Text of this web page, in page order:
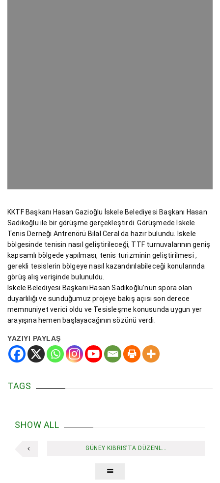
KKTF Başkanı Hasan Gazioğlu İskele Belediyesi Başkanı Hasan
Sadıkoğlu ile bir görüşme gerçekleştirdi. Görüşmede İskele
Tenis Derneği Antrenörü Bilal Ceral da hazır bulundu. İskele
bölgesinde tenisin nasıl geliştirileceği, TTF turnuvalarının geniş
kapsamlı bölgede yapılması, tenis turizminin geliştirilmesi ,
gerekli tesislerin bölgeye nasıl kazandırılabileceği konularında
görüş alış verişinde bulunuldu.
İskele Belediyesi Başkanı Hasan Sadıkoğlu’nun spora olan
duyarlılığı ve sunduğumuz projeye bakış açısı son derece
memnuniyet verici oldu ve Tesisleşme konusunda uygun yer
arayışına hemen başlayacağının sözünü verdi.
YAZIYI PAYLAŞ
TAGS
SHOW ALL
GÜNEY KIBRIS’TA DÜZENL...